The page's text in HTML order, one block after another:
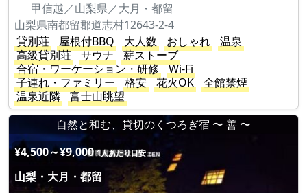
甲信越／山梨県／大月・都留
山梨県南都留郡道志村12643-2-4
貸別荘
屋根付BBQ 大人数 おしゃれ
温泉
高級貸別荘
サウナ
薪ストーブ
合宿・ワーケーション・研修
Wi-Fi
子連れ・ファミリー
格安 花火OK
全館禁煙
温泉近隣
富士山眺望
自然と和む、貸切のくつろぎ宿 〜 善 〜
¥4,500～¥9,000 1人あたり目安
山梨・大月・都留